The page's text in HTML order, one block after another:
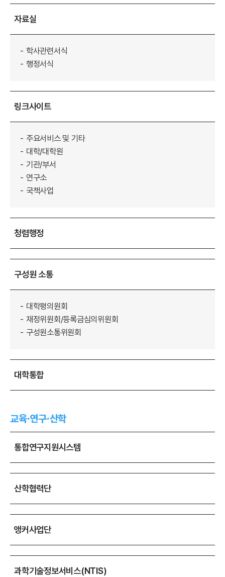
자료실
학사관련서식
행정서식
링크사이트
주요서비스 및 기타
대학/대학원
기관/부서
연구소
국책사업
청렴행정
구성원 소통
대학평의원회
재정위원회/등록금심의위원회
구성원소통위원회
대학통합
교육·연구·산학
통합연구지원시스템
산학협력단
앵커사업단
과학기술정보서비스(NTIS)